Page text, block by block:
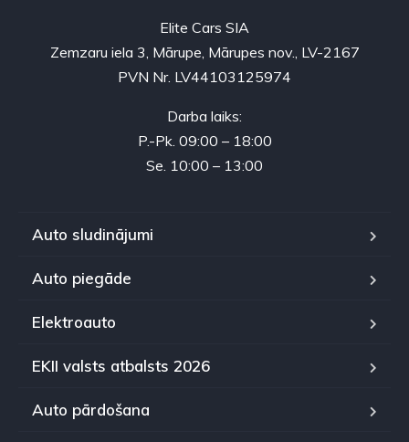
Elite Cars SIA
Zemzaru iela 3, Mārupe, Mārupes nov., LV-2167
PVN Nr. LV44103125974
Darba laiks:
P.-Pk. 09:00 – 18:00
Se. 10:00 – 13:00
Auto sludinājumi
Auto piegāde
Elektroauto
EKII valsts atbalsts 2026
Auto pārdošana